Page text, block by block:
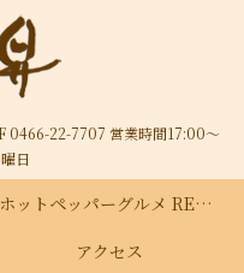
0466-22-7707 営業時間17:00～
日
ホットペッパーグルメ RECRUIT
アクセス